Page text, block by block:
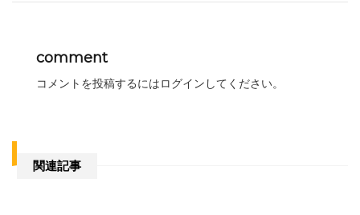
comment
コメントを投稿するにはログイン してください。
関連記事